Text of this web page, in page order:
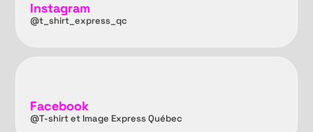
Instagram
@t_shirt_express_qc
Facebook
@T-shirt et Image Express Québec